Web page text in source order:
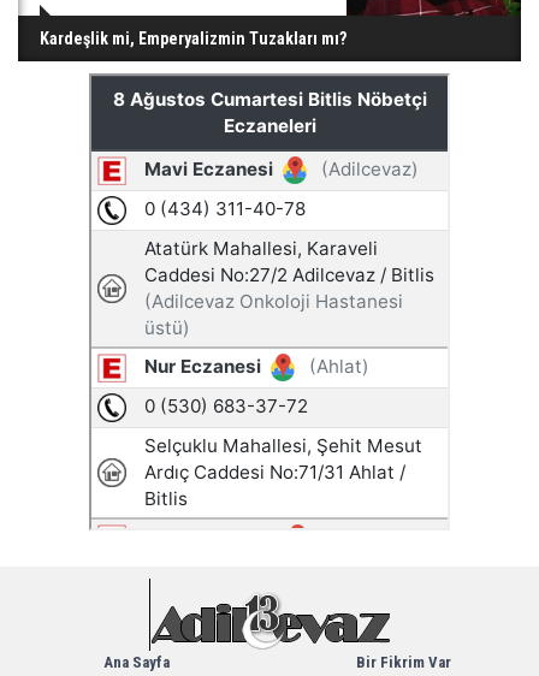
Kardeşlik mi, Emperyalizmin Tuzakları mı?
Ana Sayfa Bir Fikrim Var